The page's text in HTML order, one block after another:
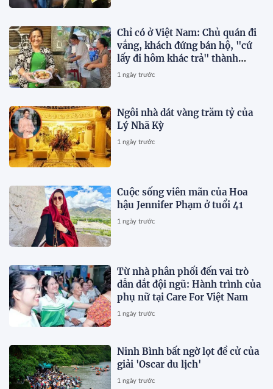
Chỉ có ở Việt Nam: Chủ quán đi
vắng, khách đứng bán hộ, "cứ
lấy đi hôm khác trả" thành
chuyện thường ngày
1 ngày trước
Ngôi nhà dát vàng trăm tỷ của
Lý Nhã Kỳ
1 ngày trước
Cuộc sống viên mãn của Hoa
hậu Jennifer Phạm ở tuổi 41
1 ngày trước
Từ nhà phân phối đến vai trò
dẫn dắt đội ngũ: Hành trình của
phụ nữ tại Care For Việt Nam
1 ngày trước
Ninh Bình bất ngờ lọt đề cử của
giải 'Oscar du lịch'
1 ngày trước